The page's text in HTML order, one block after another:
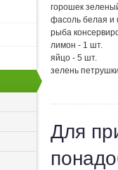
горошек
фасоль белая и
рыба
лимон - 1 шт.
яйцо - 5 шт.
зелень петрушки
Для